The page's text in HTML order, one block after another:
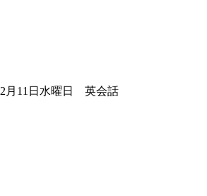
月11日水曜日 英会話